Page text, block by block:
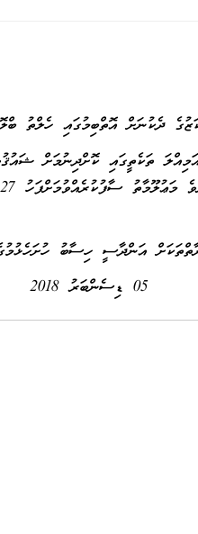
ހެލްތު ބްލޮކެއް
ހިސާބު ހުށަހެޅުމުގެ
05 ޑިސެންބަރު 2018